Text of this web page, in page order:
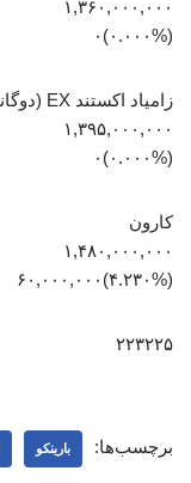
۱,۳۶۰,۰۰۰,۰۰۰
(۰.۰۰۰%)۰
زامیاد اکستند EX (دوگانه‌سوز)
۱,۳۹۵,۰۰۰,۰۰۰
(۰.۰۰۰%)۰
کارون
۱,۴۸۰,۰۰۰,۰۰۰
(‎۴.۲۳۰%‏)‎۶۰,۰۰۰,۰۰۰‏
۲۲۳۲۲۵
برچسب‌ها: بارینکو